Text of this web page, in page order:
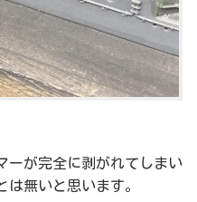
ーが完全に剥がれてしまい
は無いと思います。